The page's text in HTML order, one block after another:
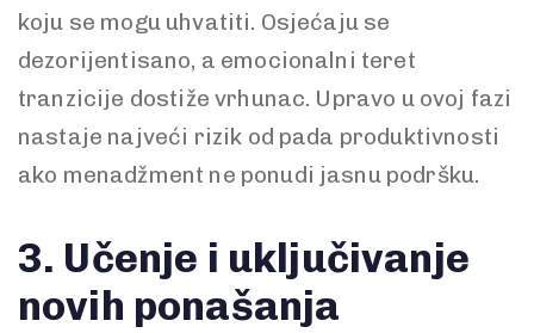
koju se mogu uhvatiti. Osjećaju se
dezorijentisano, a emocionalni teret
tranzicije dostiže vrhunac. Upravo u ovoj fazi
nastaje najveći rizik od pada produktivnosti
ako menadžment ne ponudi jasnu podršku.
3. Učenje i uključivanje
novih ponašanja